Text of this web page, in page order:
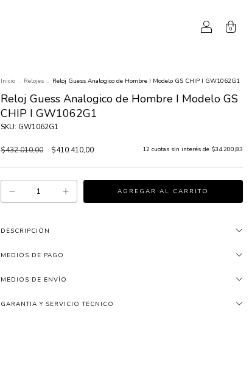
0
Inicio . Relojes . Reloj Guess Analogico de Hombre I Modelo GS CHIP I GW1062G1
Reloj Guess Analogico de Hombre I Modelo GS
CHIP I GW1062G1
SKU: GW1062G1
$432.010,00 $410.410,00 12 cuotas sin interés de $34.200,83
DESCRIPCIÓN
MEDIOS DE PAGO
MEDIOS DE ENVÍO
GARANTIA Y SERVICIO TECNICO